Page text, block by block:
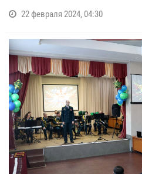
22 февраля 2024, 04:30